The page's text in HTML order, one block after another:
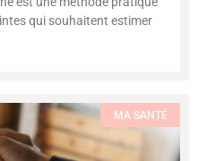
qui souhaitent estimer
MA SANTÉ